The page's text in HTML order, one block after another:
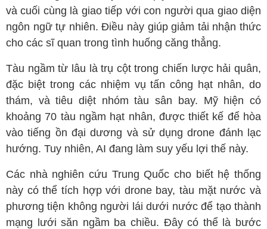
và cuối cùng là giao tiếp với con người qua giao diện
ngôn ngữ tự nhiên. Điều này giúp giảm tải nhận thức
cho các sĩ quan trong tình huống căng thẳng.
Tàu ngầm từ lâu là trụ cột trong chiến lược hải quân,
đặc biệt trong các nhiệm vụ tấn công hạt nhân, do
thám, và tiêu diệt nhóm tàu sân bay. Mỹ hiện có
khoảng 70 tàu ngầm hạt nhân, được thiết kế để hòa
vào tiếng ồn đại dương và sử dụng drone đánh lạc
hướng. Tuy nhiên, AI đang làm suy yếu lợi thế này.
Các nhà nghiên cứu Trung Quốc cho biết hệ thống
này có thể tích hợp với drone bay, tàu mặt nước và
phương tiện không người lái dưới nước để tạo thành
mạng lưới săn ngầm ba chiều. Đây có thể là bước